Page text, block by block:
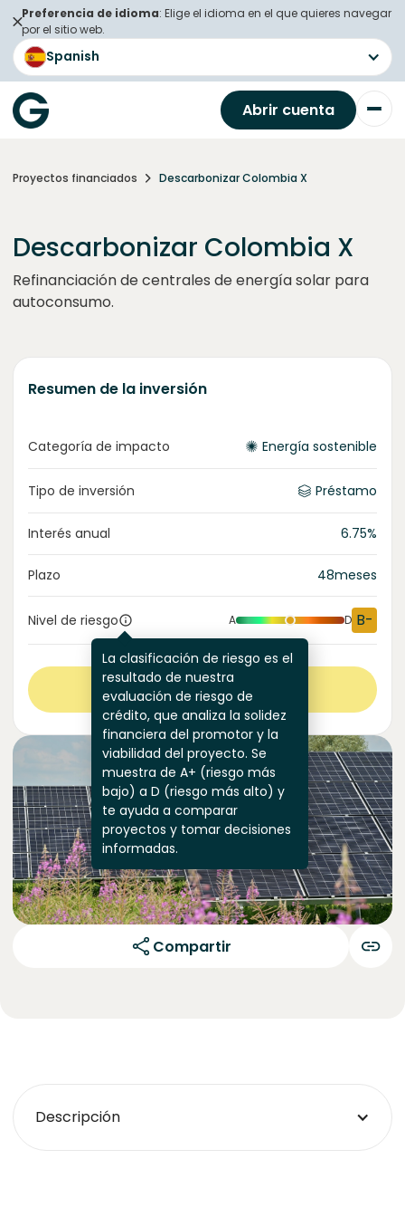
Preferencia de idioma: Elige el idioma en el que quieres navegar
por el sitio web.
Spanish
Abrir cuenta
Proyectos financiados Descarbonizar Colombia X
Descarbonizar Colombia X
Refinanciación de centrales de energía solar para
autoconsumo.
Resumen de la inversión
Categoría de impacto Energía sostenible
Tipo de inversión Préstamo
Interés anual 6.75%
Plazo 48meses
Nivel de riesgo
La clasificación de riesgo es el
resultado de nuestra
evaluación de riesgo de
crédito, que analiza la solidez
financiera del promotor y la
viabilidad del proyecto. Se
muestra de A+ (riesgo más
bajo) a D (riesgo más alto) y
te ayuda a comparar
proyectos y tomar decisiones
informadas.
A D B-
Ver más
Compartir
Descripción